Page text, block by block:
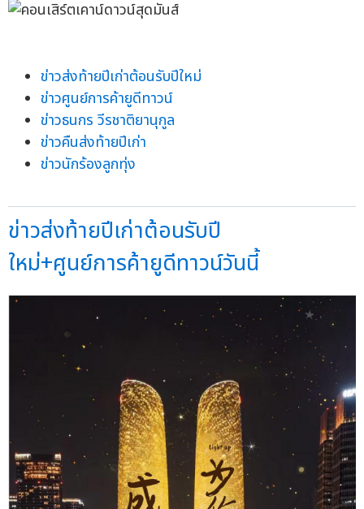
ข่าวส่งท้ายปีเก่าต้อนรับปีใหม่
ข่าวศูนย์การค้ายูดีทาวน์
ข่าวธนกร วีรชาติยานุกูล
ข่าวคืนส่งท้ายปีเก่า
ข่าวนักร้องลูกทุ่ง
ข่าวส่งท้ายปีเก่าต้อนรับปี
ใหม่+ศูนย์การค้ายูดีทาวน์วันนี้